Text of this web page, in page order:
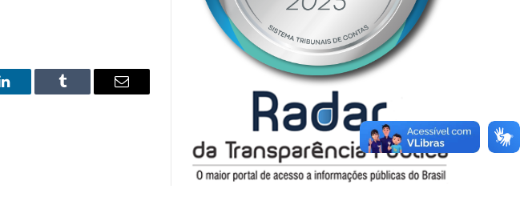
LinkedIn Tumblr Email